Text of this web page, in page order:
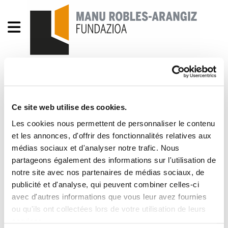
Ce site web utilise des cookies.
Les cookies nous permettent de personnaliser le contenu
et les annonces, d'offrir des fonctionnalités relatives aux
médias sociaux et d'analyser notre trafic. Nous
partageons également des informations sur l'utilisation de
notre site avec nos partenaires de médias sociaux, de
publicité et d'analyse, qui peuvent combiner celles-ci
avec d'autres informations que vous leur avez fournies
ou qu'ils ont collectées lors de votre utilisation de leurs
[Azterketak 39] Soldatak
Gipuzkoan: eros ahalmena
behera, desberdintasunak
gora
AZTERKETAK 39. Zbk.pdf1.3 MB
Dokumentu honetan, Gipuzkoako soldaten
nondik norakoak aztertuko ditugu. Horretarako